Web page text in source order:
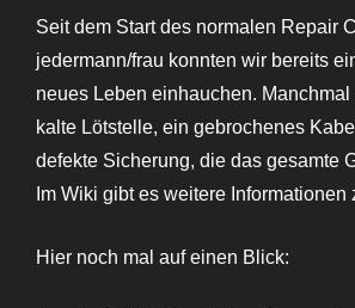
Seit dem Start des normalen Repair
jedermann/frau konnten wir bereits
neues Leben einhauchen.
kalte Lötstelle, ein gebrochenes
defekte Sicherung, die das gesamte
Im Wiki gibt es weitere Informationen
Hier noch mal auf einen Blick: